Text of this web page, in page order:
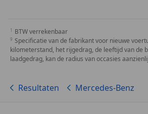
BTW verrekenbaar
Specificatie van de fabrikant voor nieuwe
kilometerstand, het rijgedrag, de leeftijd van de
laadgedrag, kan de radius van occasies
Resultaten Mercedes-Benz